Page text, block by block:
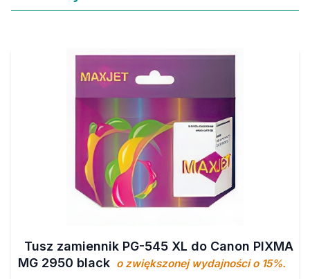
Tusz zamiennik PG-545 XL do Canon PIXMA
MG 2950 black o zwiększonej wydajności o 15%.